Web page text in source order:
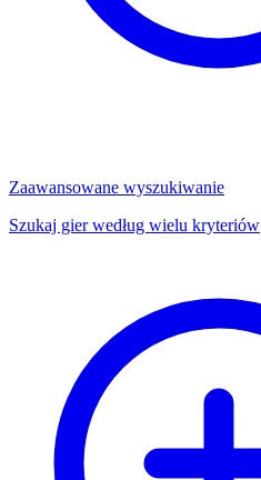
Zaawansowane wyszukiwanie
Szukaj gier według wielu kryteriów